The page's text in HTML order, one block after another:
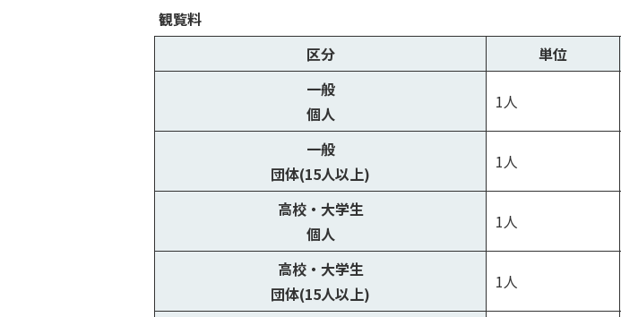
の
観覧料
区分
単位
一般
個人
1人
一般
団体(15人以上)
1人
高校・大学生
個人
1人
高校・大学生
団体(15人以上)
1人